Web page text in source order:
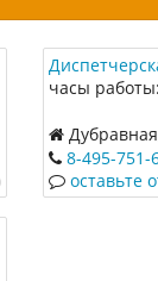
часы
8-495-751-
оставьте